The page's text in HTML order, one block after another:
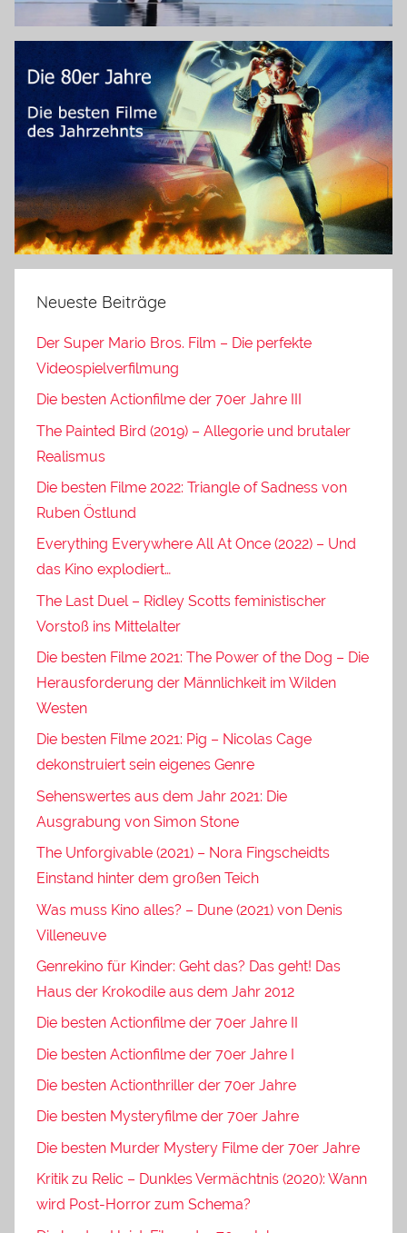
Neueste Beiträge
Der Super Mario Bros. Film – Die perfekte
Videospielverfilmung
Die besten Actionfilme der 70er Jahre III
The Painted Bird (2019) – Allegorie und brutaler
Realismus
Die besten Filme 2022: Triangle of Sadness von
Ruben Östlund
Everything Everywhere All At Once (2022) – Und
das Kino explodiert…
The Last Duel – Ridley Scotts feministischer
Vorstoß ins Mittelalter
Die besten Filme 2021: The Power of the Dog – Die
Herausforderung der Männlichkeit im Wilden
Westen
Die besten Filme 2021: Pig – Nicolas Cage
dekonstruiert sein eigenes Genre
Sehenswertes aus dem Jahr 2021: Die
Ausgrabung von Simon Stone
The Unforgivable (2021) – Nora Fingscheidts
Einstand hinter dem großen Teich
Was muss Kino alles? – Dune (2021) von Denis
Villeneuve
Genrekino für Kinder: Geht das? Das geht! Das
Haus der Krokodile aus dem Jahr 2012
Die besten Actionfilme der 70er Jahre II
Die besten Actionfilme der 70er Jahre I
Die besten Actionthriller der 70er Jahre
Die besten Mysteryfilme der 70er Jahre
Die besten Murder Mystery Filme der 70er Jahre
Kritik zu Relic – Dunkles Vermächtnis (2020): Wann
wird Post-Horror zum Schema?